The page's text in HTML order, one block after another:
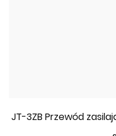
JT-3ZB Przewód